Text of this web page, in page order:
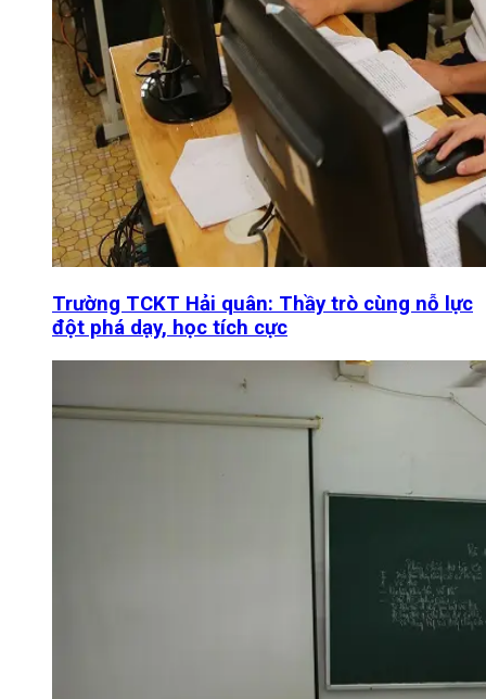
Trường TCKT Hải quân: Thầy trò cùng nỗ lực
đột phá dạy, học tích cực